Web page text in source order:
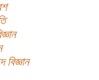
বিজ্ঞান